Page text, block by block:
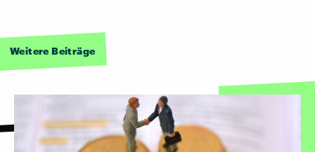
Weitere Beiträge